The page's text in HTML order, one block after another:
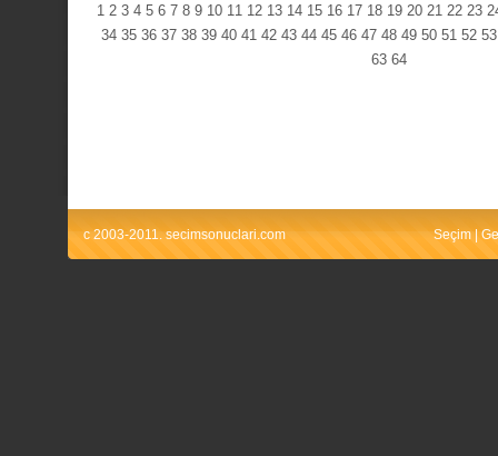
1 2 3 4 5 6 7 8 9 10 11 12 13 14 15 16 17 18 19 20 21 22 23
34 35 36 37 38 39 40 41 42 43 44 45 46 47 48 49 50 51 52 53
63 64
c 2003-2011. secimsonuclari.com Seçim